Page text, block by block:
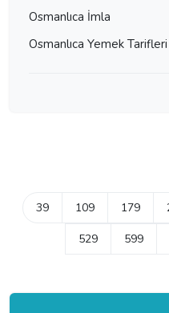
Osmanlıca İmla
Osmanlıca Yemek Tarifleri
39 109 179
529 599